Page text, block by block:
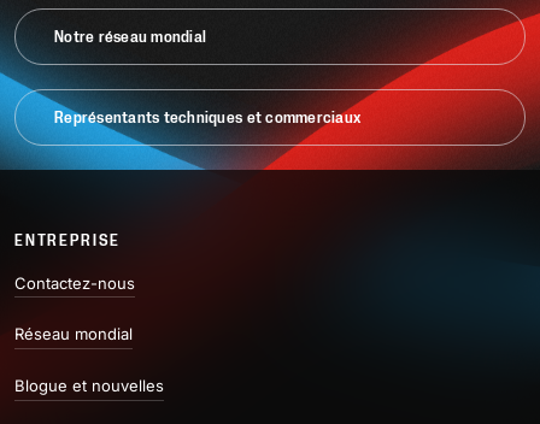
Notre réseau mondial
Représentants techniques et commerciaux
ENTREPRISE
Contactez-nous
Réseau mondial
Blogue et nouvelles